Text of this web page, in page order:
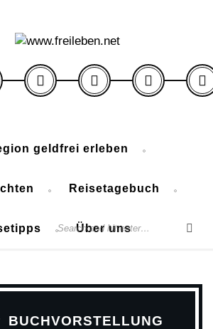
geldfrei erleben
Reisetagebuch
Über uns
BUCHVORSTELLUNG